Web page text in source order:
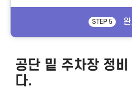
STEP 5
공단 밑 주차장 정비
다.